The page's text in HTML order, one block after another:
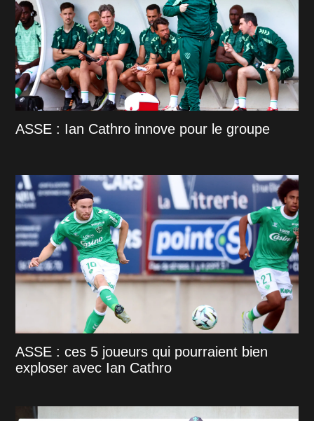
ASSE : Ian Cathro innove pour le groupe
ASSE : ces 5 joueurs qui pourraient bien
exploser avec Ian Cathro